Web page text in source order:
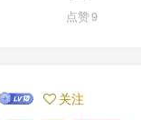
点赞9
关注